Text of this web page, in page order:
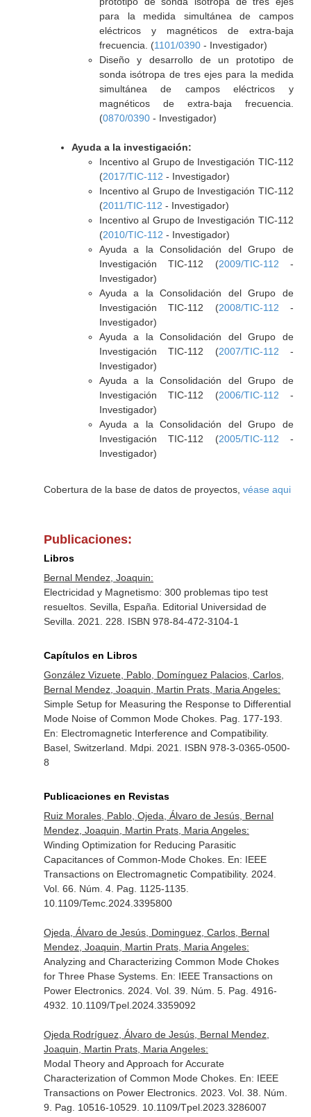
para la medida simultánea de campos
eléctricos y magnéticos de extra-baja
frecuencia. (1101/0390- Investigador)
Diseño y desarrollo de un prototipo de
sonda isótropa de tres ejes para la medida
simultánea de campos eléctricos y
magnéticos de extra-baja frecuencia.
(0870/0390- Investigador)
Ayuda a la investigación:
Incentivo al Grupo de Investigación TIC-112
(2017/TIC-112 - Investigador)
Incentivo al Grupo de Investigación TIC-112
(2011/TIC-112 - Investigador)
Incentivo al Grupo de Investigación TIC-112
(2010/TIC-112 - Investigador)
Ayuda a la Consolidación del Grupo de
Investigación TIC-112 (2009/TIC-112 -
Investigador)
Ayuda a la Consolidación del Grupo de
Investigación TIC-112 (2008/TIC-112 -
Investigador)
Ayuda a la Consolidación del Grupo de
Investigación TIC-112 (2007/TIC-112 -
Investigador)
Ayuda a la Consolidación del Grupo de
Investigación TIC-112 (2006/TIC-112 -
Investigador)
Ayuda a la Consolidación del Grupo de
Investigación TIC-112 (2005/TIC-112 -
Investigador)
Cobertura de la base de datos de proyectos, véase aqui
Publicaciones:
Libros
Bernal Mendez, Joaquin:
Electricidad y Magnetismo: 300 problemas tipo test
resueltos. Sevilla, España. Editorial Universidad de
Sevilla. 2021. 228. ISBN 978-84-472-3104-1
Capítulos en Libros
González Vizuete, Pablo, Domínguez Palacios, Carlos,
Bernal Mendez, Joaquin, Martin Prats, Maria Angeles:
Simple Setup for Measuring the Response to Differential
Mode Noise of Common Mode Chokes. Pag. 177-193.
En: Electromagnetic Interference and Compatibility.
Basel, Switzerland. Mdpi. 2021. ISBN 978-3-0365-0500-
8
Publicaciones en Revistas
Ruiz Morales, Pablo, Ojeda, Álvaro de Jesús, Bernal
Mendez, Joaquin, Martin Prats, Maria Angeles:
Winding Optimization for Reducing Parasitic
Capacitances of Common-Mode Chokes. En: IEEE
Transactions on Electromagnetic Compatibility. 2024.
Vol. 66. Núm. 4. Pag. 1125-1135.
10.1109/Temc.2024.3395800
Ojeda, Álvaro de Jesús, Dominguez, Carlos, Bernal
Mendez, Joaquin, Martin Prats, Maria Angeles:
Analyzing and Characterizing Common Mode Chokes
for Three Phase Systems. En: IEEE Transactions on
Power Electronics. 2024. Vol. 39. Núm. 5. Pag. 4916-
4932. 10.1109/Tpel.2024.3359092
Ojeda Rodríguez, Álvaro de Jesús, Bernal Mendez,
Joaquin, Martin Prats, Maria Angeles:
Modal Theory and Approach for Accurate
Characterization of Common Mode Chokes. En: IEEE
Transactions on Power Electronics. 2023. Vol. 38. Núm.
9. Pag. 10516-10529. 10.1109/Tpel.2023.3286007